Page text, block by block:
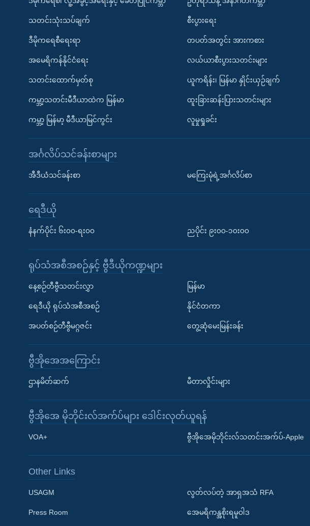
Learning English
ဘာသာစကားများ
သတင်းသုံးသပ်ချက်
ဒီမိုကရေစီရေးရာ
အမေရိကန်နိုင်ငံရေး
သတင်းထောက်မှတ်စု
ကမ္ဘာ့သတင်းမီဒီယာထဲက မြန်မာ
ကမ္ဘာ့ မြန်မာ့ မီဒီယာမြင်ကွင်း
စီးပွားရေး
တပတ်အတွင်း အားကစား
လယ်ယာစီးပွားသတင်းများ
ယူကရိန်း၊ မြန်မာ နှိုင်းယှဉ်ချက်
ထူးခြားဆန်းပြားသတင်းများ
လူမှုရှုခင်း
အင်္ဂလိပ်သင်ခန်းစာများ
အီဒီယံသင်ခန်းစာ မကြေးမုံရဲ့အင်္ဂလိပ်စာ
ရေဒီယို
နံနက်ပိုင်း ၆း၀၀-ရး၀၀ ညပိုင်း ၉း၀၀-၁၀း၀၀
ရုပ်သံအစီအစဉ်နှင့် ဗွီဒီယိုကဏ္ဍများ
နေ့စဉ်တီဗွီသတင်းလွှာ
ရေဒီယို ရုပ်သံအစီအစဉ်
အပတ်စဉ်တီဗွီမဂ္ဂဇင်း
မြန်မာ
နိုင်ငံတကာ
တွေ့ဆုံမေးမြန်းခန်း
ဗွီအိုအေအကြောင်း
ဌာနမိတ်ဆက် မီတာလှိုင်းများ
ဗွီအိုအေ မိုဘိုင်းလ်အက်ပ်များ ဒေါင်းလုတ်ယူရန်
VOA+ ဗွီအိုအေမိုဘိုင်းလ်သတင်းအက်ပ်-Apple
Other Links
USAGM
Press Room
လွတ်လပ်တဲ့ အာရှအသံ RFA
အေမရိကန္အစိုးရမူဝါဒ